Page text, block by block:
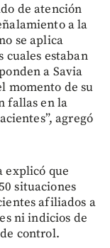
de atención
a la
se aplica
cuales estaban
a Savia
momento de su
fallas en la
agregó
explicó que
situaciones
afiliados a
ni indicios de
control.